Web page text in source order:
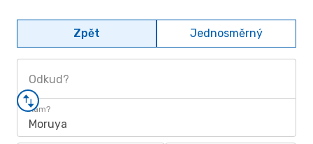
Zpět Jednosměrný
Odkud?
Kam?
Moruya